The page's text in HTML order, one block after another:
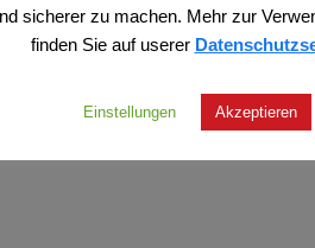
sicherer zu machen. Mehr zur
finden Sie auf userer
Einstellungen Akzeptieren